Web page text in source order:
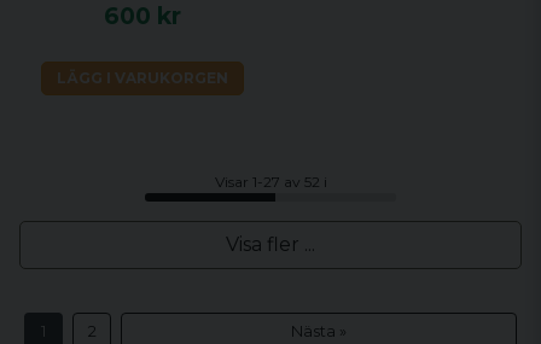
600 kr
LÄGG I VARUKORGEN
Visar 1-27 av 52 i
Visa fler ...
1 2 Nästa »